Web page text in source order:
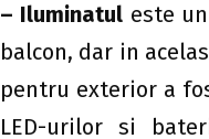
– Iluminatul este
balcon, dar in
pentru exterior a
LED-urilor si